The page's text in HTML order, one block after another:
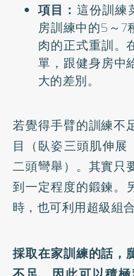
項目： 這份訓練
房訓練中的5～7
肉的正式重訓。
單，跟健身房中
大的差別。
若覺得手臂的訓練不
目（臥姿三頭肌伸
二頭彎舉）。其實只
到一定程度的鍛鍊。
時，也可利用超級組
採取在家訓練的話，